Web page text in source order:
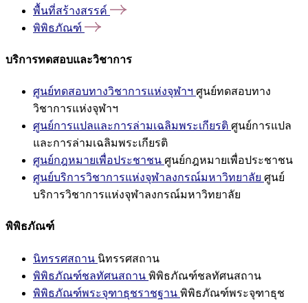
พื้นที่สร้างสรรค์
พิพิธภัณฑ์
บริการทดสอบและวิชาการ
ศูนย์ทดสอบทางวิชาการแห่งจุฬาฯ ศูนย์ทดสอบทาง
วิชาการแห่งจุฬาฯ
ศูนย์การแปลและการล่ามเฉลิมพระเกียรติ ศูนย์การแปล
และการล่ามเฉลิมพระเกียรติ
ศูนย์กฎหมายเพื่อประชาชน ศูนย์กฎหมายเพื่อประชาชน
ศูนย์บริการวิชาการแห่งจุฬาลงกรณ์มหาวิทยาลัย ศูนย์
บริการวิชาการแห่งจุฬาลงกรณ์มหาวิทยาลัย
พิพิธภัณฑ์
นิทรรศสถาน นิทรรศสถาน
พิพิธภัณฑ์ชลทัศนสถาน พิพิธภัณฑ์ชลทัศนสถาน
พิพิธภัณฑ์พระจุฑาธุชราชฐาน พิพิธภัณฑ์พระจุฑาธุช